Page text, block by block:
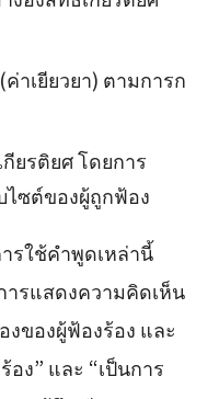
าเยียวยา) ตามการก
ยรติยศ โดยการ
ไซต์ของผู้ถูกฟ้อง
รใช้คำพูดเหล่านี้
ารแสดงความคิดเห็น
ของผู้ฟ้องร้อง และ
ง” และ “เป็นการ